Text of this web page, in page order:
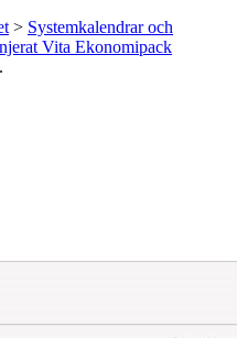
> Systemkalendrar och
Vita Ekonomipack